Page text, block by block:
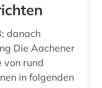
danach
Die Aachener
von rund
in folgenden